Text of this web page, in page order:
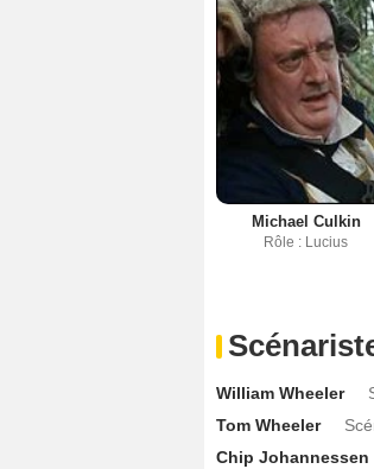
Michael Culkin
Rôle : Lucius
William Wheeler
Tom Wheeler
Chip Johannessen